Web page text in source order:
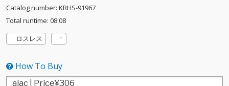
Catalog number: KRHS-91967
Total runtime: 08:08
ロスレス
How To Buy